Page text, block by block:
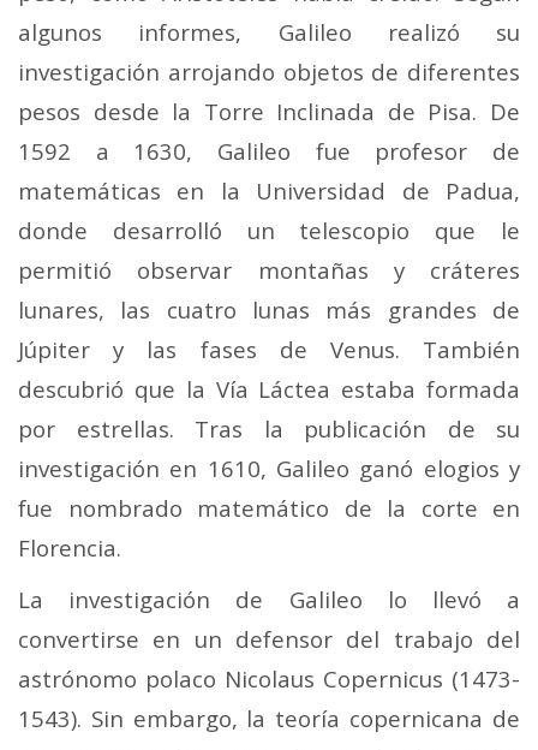
algunos informes, Galileo realizó su
investigación arrojando objetos de diferentes
pesos desde la Torre Inclinada de Pisa. De
1592 a 1630, Galileo fue profesor de
matemáticas en la Universidad de Padua,
donde desarrolló un telescopio que le
permitió observar montañas y cráteres
lunares, las cuatro lunas más grandes de
Júpiter y las fases de Venus. También
descubrió que la Vía Láctea estaba formada
por estrellas. Tras la publicación de su
investigación en 1610, Galileo ganó elogios y
fue nombrado matemático de la corte en
Florencia.
La investigación de Galileo lo llevó a
convertirse en un defensor del trabajo del
astrónomo polaco Nicolaus Copernicus (1473-
1543). Sin embargo, la teoría copernicana de